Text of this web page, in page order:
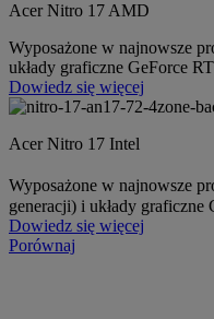
Acer Nitro 17 AMD
Wyposażone w najnowsze
układy graficzne GeForce
Dowiedz się więcej
Acer Nitro 17 Intel
Wyposażone w najnowsze
generacji) i układy
Dowiedz się więcej
Porównaj